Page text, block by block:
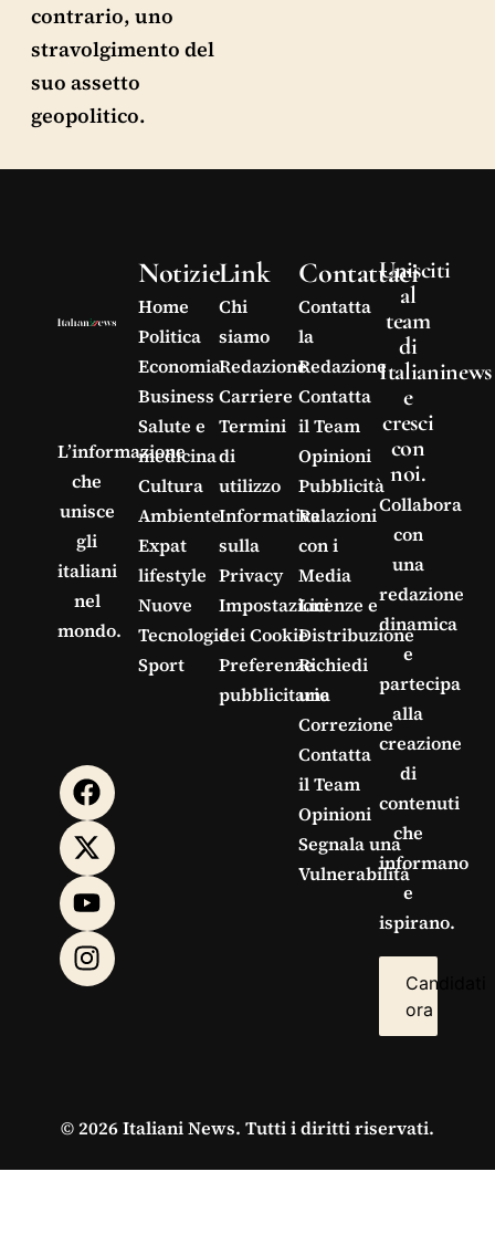
contrario, uno
stravolgimento del
suo assetto
geopolitico.
L’informazione
che
unisce
gli
italiani
nel
mondo.
Notizie
Home
Politica
Economia
Business
Salute e
medicina
Cultura
Ambiente
Expat
lifestyle
Nuove
Tecnologie
Sport
Link
Chi
siamo
Redazione
Carriere
Termini
di
utilizzo
Informativa
sulla
Privacy
Impostazioni
dei Cookie
Preferenze
pubblicitarie
Contattaci
Contatta
la
Redazione
Contatta
il Team
Opinioni
Pubblicità
Relazioni
con i
Media
Licenze e
Distribuzione
Richiedi
una
Correzione
Contatta
il Team
Opinioni
Segnala una
Vulnerabilità
Unisciti
al
team
di
Italianinews
e
cresci
con
noi.
Collabora
con
una
redazione
dinamica
e
partecipa
alla
creazione
di
contenuti
che
informano
e
ispirano.
Candidati
ora
© 2026 Italiani News. Tutti i diritti riservati.